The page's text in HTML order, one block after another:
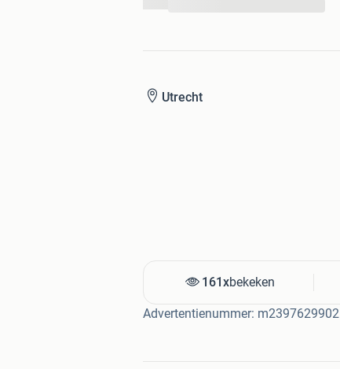
Utrecht
161xbekeken
Advertentienummer: m2397629902